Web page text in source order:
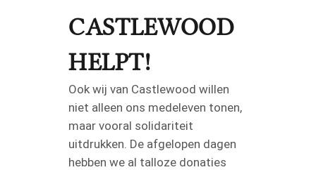
CASTLEWOOD
HELPT!
Ook wij van Castlewood willen
niet alleen ons medeleven tonen,
maar vooral solidariteit
uitdrukken. De afgelopen dagen
hebben we al talloze donaties